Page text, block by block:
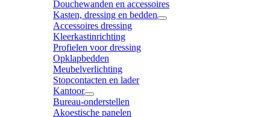
Douchewanden en accessoires
Kasten, dressing en bedden
Accessoires dressing
Kleerkastinrichting
Profielen voor dressing
Opklapbedden
Meubelverlichting
Stopcontacten en lader
Kantoor
Bureau-onderstellen
Akoestische panelen